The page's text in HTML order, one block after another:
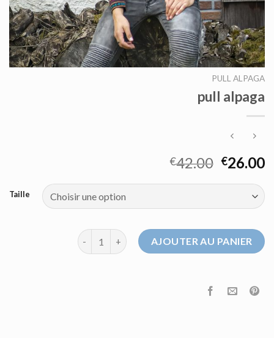
PULL ALPAGA
pull alpaga
€42.00 €26.00
Taille
quantité de pull alpagaAJOUTER AU PANIER